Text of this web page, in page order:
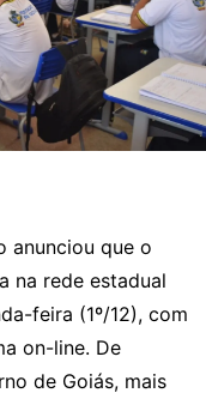
anunciou que o
na rede estadual
feira (1º/12), com
on-line. De
de Goiás, mais